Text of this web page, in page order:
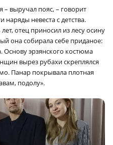
– выручал пояс, – говорит
наряды невеста с детства.
отец приносил из лесу осину
она собирала себе приданое:
Основу эрзянского костюма
вырез рубахи скреплялся
Панар покрывала плотная
подолу».